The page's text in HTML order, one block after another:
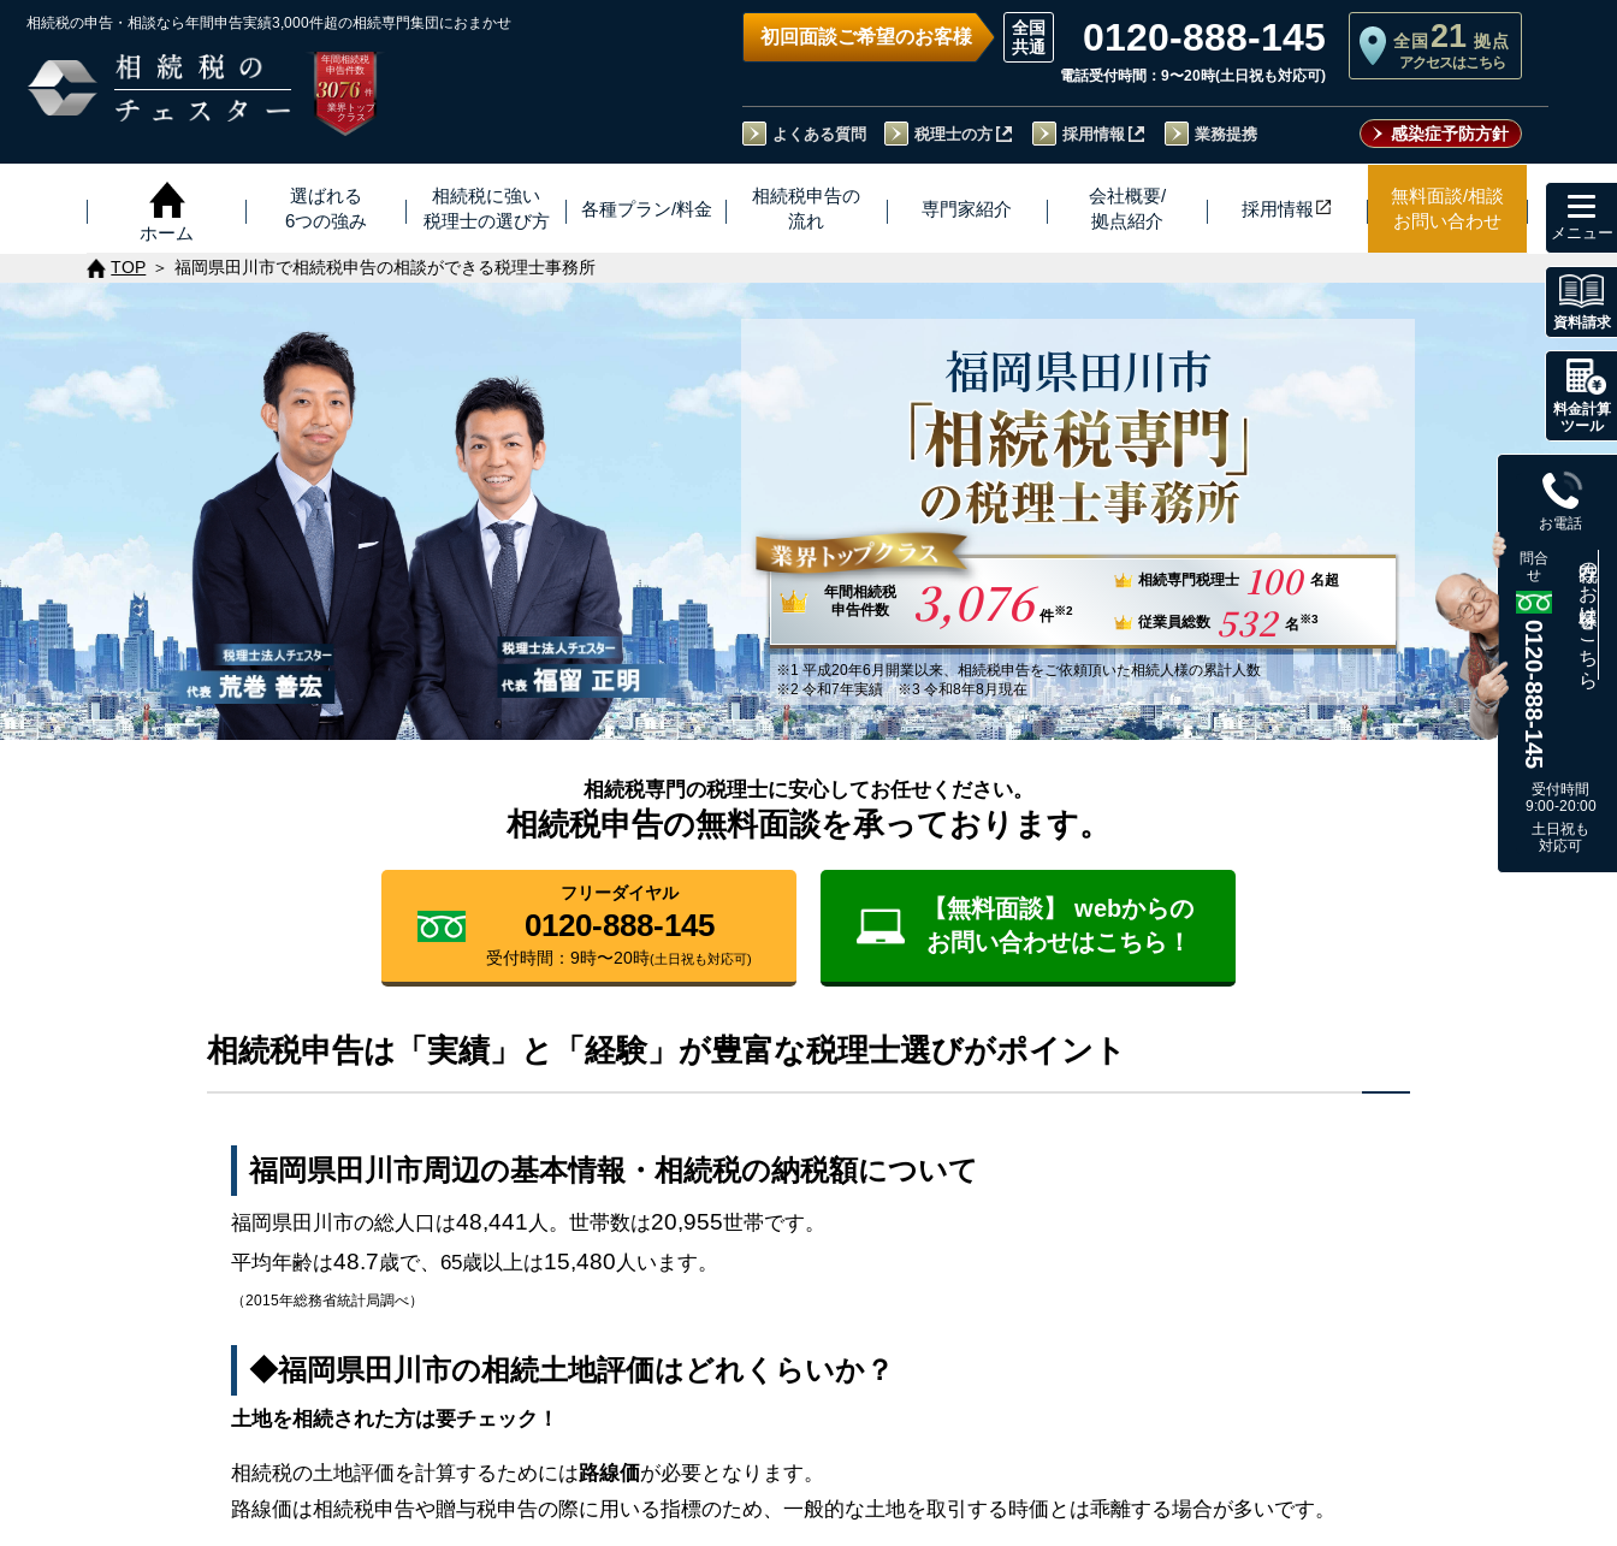
相続税の申告・相談なら年間申告実績3,000件超の相続専門集団におまかせ
年間相続税
申告件数
3076 ※
件
業界トップ
クラス
初回面談ご希望のお客様 0120-888-145
電話受付時間：9〜20時(土日祝も対応可)
全国 21 拠点
アクセスはこちら
よくある質問 税理士の方 採用情報 業務提携 感染症予防方針
ホーム
選ばれる
6つの強み
相続税に強い
税理士の選び方
各種プラン/料金
相続税申告の
流れ
専門家紹介
会社概要/
拠点紹介
採用情報
無料面談/相談
お問い合わせ
TOP 福岡県田川市で相続税申告の相談ができる税理士事務所
福岡県田川市
年間相続税
申告件数
3,076 件※2
相続専門税理士 100 名超
従業員総数 532 名※3
※1平成20年6月開業以来、相続税申告をご依頼頂いた相続人様の累計人数
※2 令和7年実績 ※3 令和8年8月現在
相続税専門の税理士に安心してお任せください。
相続税申告の無料面談を承っております。
フリーダイヤル
0120-888-145
受付時間：9時〜20時(土日祝も対応可)
【無料面談】 webからの
お問い合わせはこちら！
相続税申告は「実績」と「経験」が豊富な税理士選びがポイント
福岡県田川市周辺の基本情報・相続税の納税額について
福岡県田川市の総人口は48,441 人。世帯数は20,955世帯です。
平均年齢は48.7歳で、65歳以上は15,480 人います。
（2015年総務省統計局調べ）
◆福岡県田川市の相続土地評価はどれくらいか？
土地を相続された方は要チェック！
相続税の土地評価を計算するためには路線価が必要となります。
路線価は相続税申告や贈与税申告の際に用いる指標のため、一般的な土地を取引する時価とは乖離する場合が多いです。
資料請求
料金計算
ツール
お電話
問合
せ
0120-888-145
既存のお客様はこちら
受付時間
9:00-20:00
土日祝も
対応可